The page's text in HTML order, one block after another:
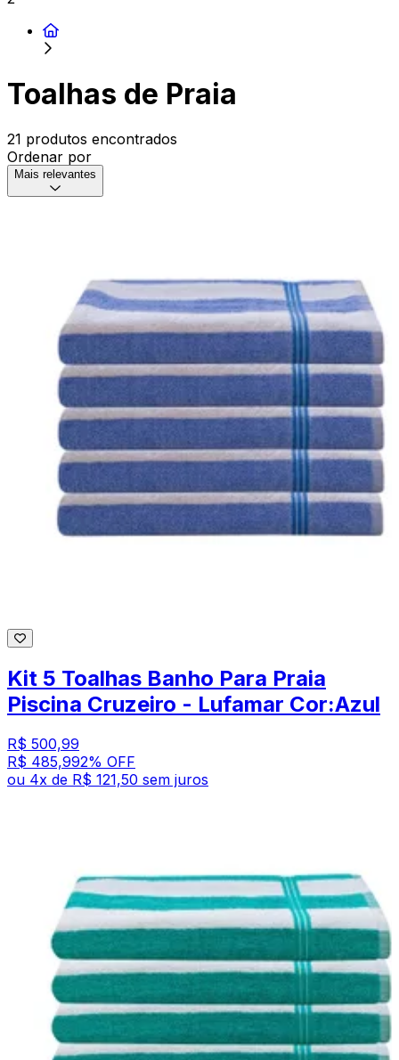
Toalhas de Praia
21 produtos encontrados
Ordenar por
Mais relevantes
Kit 5 Toalhas Banho Para Praia
Piscina Cruzeiro - Lufamar Cor:Azul
R$ 500,99
R$ 485,992% OFF
ou 4x de R$ 121,50 sem juros